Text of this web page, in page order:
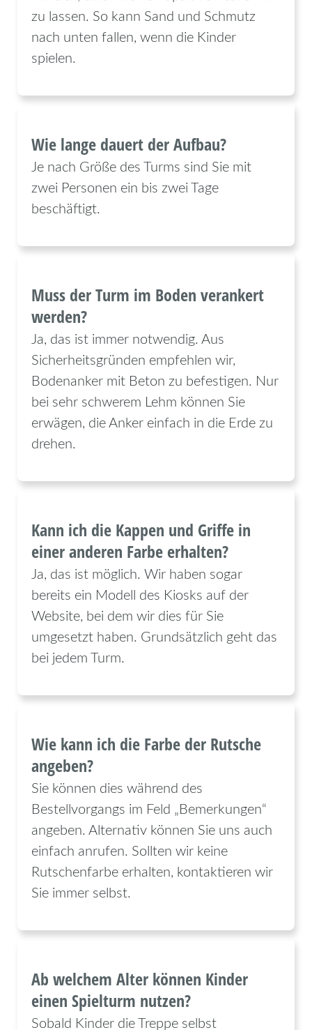
zu lassen. So kann Sand und Schmutz
nach unten fallen, wenn die Kinder
spielen.
Wie lange dauert der Aufbau?
Je nach Größe des Turms sind Sie mit
zwei Personen ein bis zwei Tage
beschäftigt.
Muss der Turm im Boden verankert
werden?
Ja, das ist immer notwendig. Aus
Sicherheitsgründen empfehlen wir,
Bodenanker mit Beton zu befestigen. Nur
bei sehr schwerem Lehm können Sie
erwägen, die Anker einfach in die Erde zu
drehen.
Kann ich die Kappen und Griffe in
einer anderen Farbe erhalten?
Ja, das ist möglich. Wir haben sogar
bereits ein Modell des Kiosks auf der
Website, bei dem wir dies für Sie
umgesetzt haben. Grundsätzlich geht das
bei jedem Turm.
Wie kann ich die Farbe der Rutsche
angeben?
Sie können dies während des
Bestellvorgangs im Feld „Bemerkungen“
angeben. Alternativ können Sie uns auch
einfach anrufen. Sollten wir keine
Rutschenfarbe erhalten, kontaktieren wir
Sie immer selbst.
Ab welchem Alter können Kinder
einen Spielturm nutzen?
Sobald Kinder die Treppe selbst